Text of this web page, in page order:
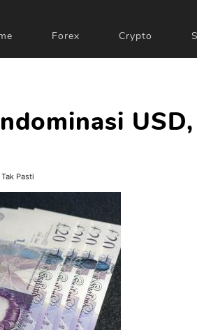
Forex Crypto
Pasti